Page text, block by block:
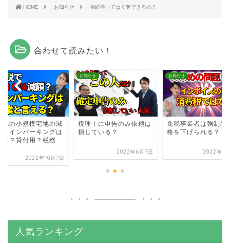
HOME お知らせ 相続権ってはく奪できるの？
合わせて読みたい！
税の小規模宅地の減
コインパーキングは
用？貸付用？税務
2022年10月7日
お知らせ
税理士に申告のみ依頼は
損している？
2022年6月7日
お知らせ
免税事業者は強制的
格を下げられる？
2022年10
人気ランキング